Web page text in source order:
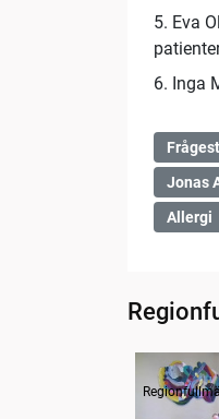
5. Eva
6. Inga
Jonas
Allergi